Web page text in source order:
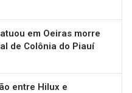
em Oeiras morre
de Colônia do Piauí
entre Hilux e